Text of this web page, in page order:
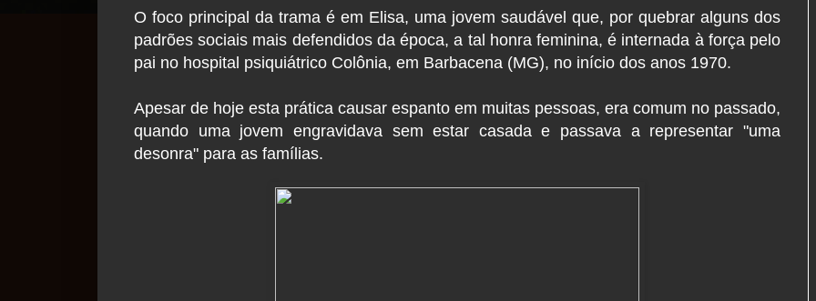
O foco principal da trama é em Elisa, uma jovem saudável que, por quebrar alguns dos
padrões sociais mais defendidos da época, a tal honra feminina, é internada à força pelo
pai no hospital psiquiátrico Colônia, em Barbacena (MG), no início dos anos 1970.
Apesar de hoje esta prática causar espanto em muitas pessoas, era comum no passado,
quando uma jovem engravidava sem estar casada e passava a representar "uma
desonra" para as famílias.